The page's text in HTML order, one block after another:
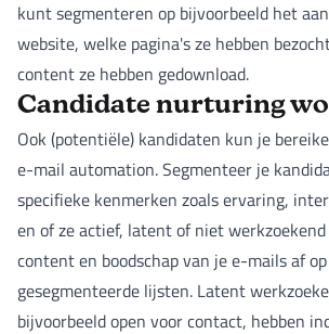
kunt segmenteren op bijvoorbeeld het
website, welke pagina's ze hebben
content ze hebben gedownload.
Candidate nurturing
Ook (potentiële) kandidaten kun je
e-mail automation. Segmenteer je
specifieke kenmerken zoals ervaring,
en of ze actief, latent of niet
content en boodschap van je e-mails af
gesegmenteerde lijsten. Latent
bijvoorbeeld open voor contact, hebben